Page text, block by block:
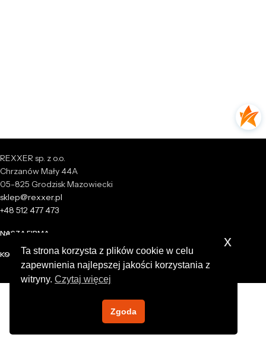
REXXER sp. z o.o.
Chrzanów Mały 44A
05-825 Grodzisk Mazowiecki
sklep@rexxer.pl
+48 512 477 473
NASZA FIRMA
KONTOTa strona korzysta z plików cookie w celu
zapewnienia najlepszej jakości korzystania z
witryny.Czytaj więcej
Zgoda
x